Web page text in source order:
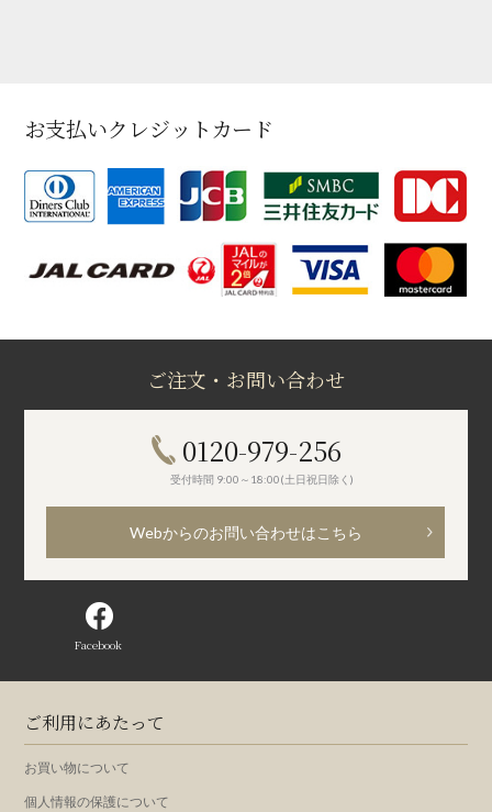
お支払いクレジットカード
ご注文・お問い合わせ
0120-979-256
受付時間 9:00～18:00(土日祝日除く)
Webからのお問い合わせはこちら
Facebook
ご利用にあたって
お買い物について
個人情報の保護について